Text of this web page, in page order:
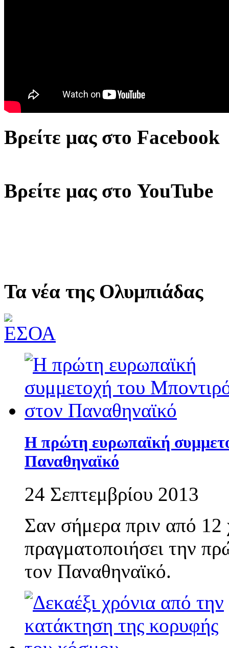
Βρείτε μας στο Facebook
Βρείτε μας στο YouTube
Τα νέα της Ολυμπιάδας
Η πρώτη ευρωπαϊκή
Παναθηναϊκό
24 Σεπτεμβρίου 2013
Σαν σήμερα πριν από 12
πραγματοποιήσει την
τον Παναθηναϊκό.